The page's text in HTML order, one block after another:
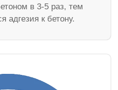
в 3-5 раз, тем
адгезия к бетону.